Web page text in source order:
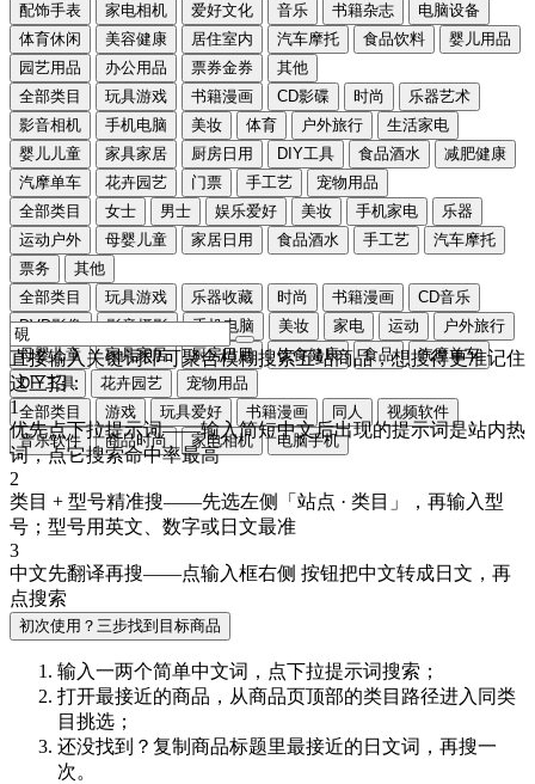
配饰手表
家电相机 爱好文化 音乐 书籍杂志
电脑设备
体育休闲
美容健康 居住室内 汽车摩托 食品饮料
婴儿用品
园艺用品
办公用品 票券金券
其他
全部类目
玩具游戏 书籍漫画 CD影碟 时尚
乐器艺术
影音相机
手机电脑 美妆 体育 户外旅行
生活家电
婴儿儿童
家具家居 厨房日用 DIY工具 食品酒水
减肥健康
汽摩单车
花卉园艺 门票 手工艺
宠物用品
全部类目
女士 男士 娱乐爱好 美妆 手机家电
乐器
运动户外
母婴儿童 家居日用 食品酒水 手工艺
汽车摩托
票务
其他
全部类目
玩具游戏 乐器收藏 时尚 书籍漫画
CD音乐
DVD影像
影音摄影 手机电脑 美妆 家电 运动
户外旅行
母婴儿童
家具家居 厨房日用 饮食健康 食品
汽摩单车
DIY工具
花卉园艺
宠物用品
全部类目
游戏 玩具爱好 书籍漫画 同人
视频软件
音乐软件
商品时尚 家电相机 电脑手机
直接输入关键词即可聚合模糊搜索五站商品，想搜得更准记住
这三招：
1
优先点下拉提示词——输入简短中文后出现的提示词是站内热
词，点它搜索命中率最高
2
类目 + 型号精准搜——先选左侧「站点 · 类目」，再输入型
号；型号用英文、数字或日文最准
3
中文先翻译再搜——点输入框右侧 按钮把中文转成日文 ，再
点搜索
初次使用？三步找到目标商品
输入一两个简单中文词，点下拉提示词搜索；
打开最接近的商品，从商品页顶部的类目路径进入同类
目挑选；
还没找到？复制商品标题里最接近的 日文词 ，再搜一
次。